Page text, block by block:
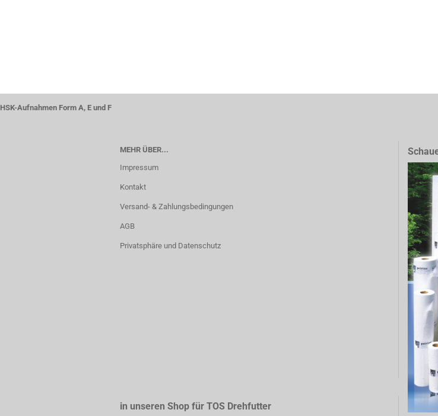
HSK-Aufnahmen Form A, E und F
MEHR ÜBER...
Impressum
Kontakt
Versand- & Zahlungsbedingungen
AGB
Privatsphäre und Datenschutz
in unseren Shop für TOS Drehfutter